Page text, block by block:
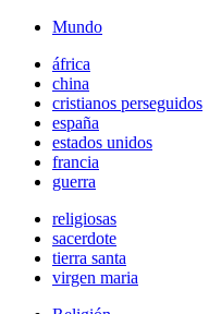
Mundo
áfrica
china
cristianos perseguidos
españa
estados unidos
francia
guerra
religiosas
sacerdote
tierra santa
virgen maria